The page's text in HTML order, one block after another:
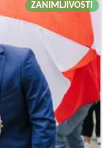
ZANIMLJIVOSTI